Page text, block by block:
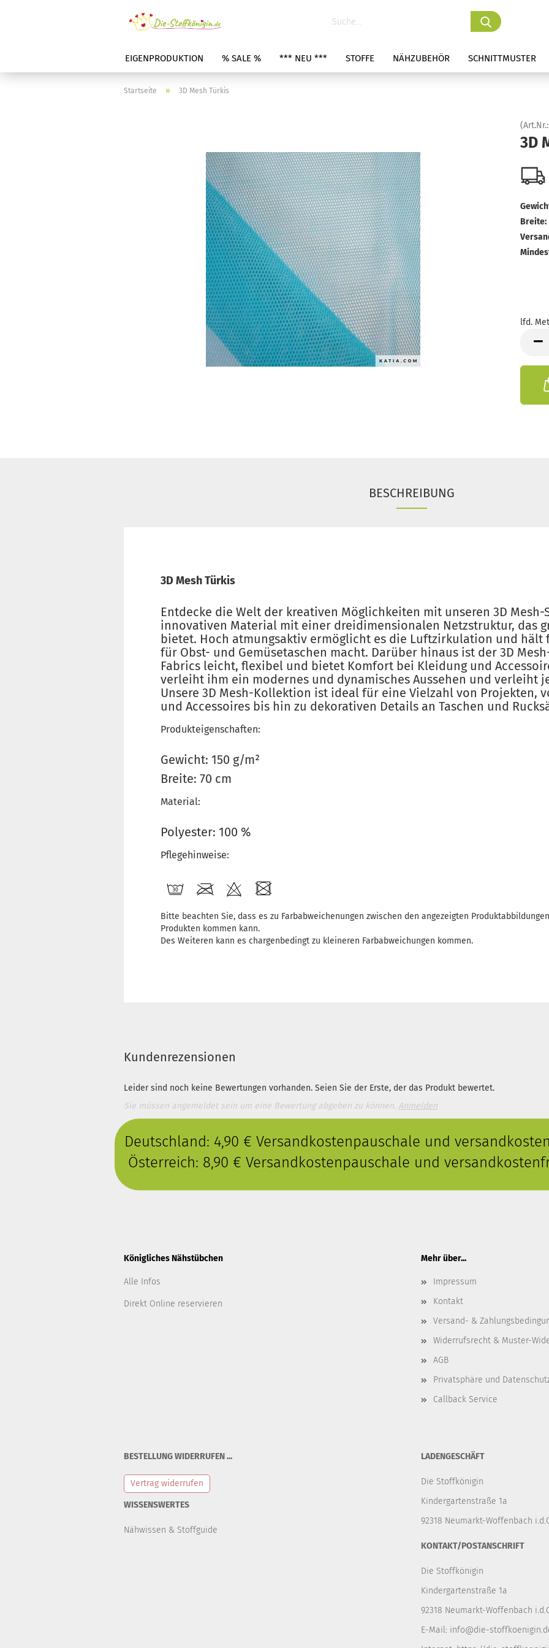
EIGENPRODUKTION % SALE % *** NEU *** STOFFE NÄHZUBEHÖR SCHNITTMUSTER
Startseite » 3D Mesh Türkis
(Art.Nr.:
3D
Breite:
lfd.
BESCHREIBUNG
3D Mesh Türkis
Entdecke die Welt der kreativen Möglichkeiten mit unseren 3D
innovativen Material mit einer dreidimensionalen Netzstruktur, das
bietet. Hoch atmungsaktiv ermöglicht es die Luftzirkulation und hält
für Obst- und Gemüsetaschen macht. Darüber hinaus ist der 3D
Fabrics leicht, flexibel und bietet Komfort bei Kleidung und
verleiht ihm ein modernes und dynamisches Aussehen und verleiht
Unsere 3D Mesh-Kollektion ist ideal für eine Vielzahl von Projekten,
und Accessoires bis hin zu dekorativen Details an Taschen und
Produkteigenschaften:
Gewicht: 150 g/m²
Breite: 70 cm
Material:
Polyester: 100 %
Pflegehinweise:
Bitte beachten Sie, dass es zu Farbabweichenungen zwischen den angezeigten
Produkten kommen kann.
Des Weiteren kann es chargenbedingt zu kleineren Farbabweichungen kommen.
Kundenrezensionen
Leider sind noch keine Bewertungen vorhanden. Seien Sie der Erste, der das Produkt bewertet.
Sie müssen angemeldet sein um eine Bewertung abgeben zu können. Anmelden
Deutschland: 4,90 € Versandkostenpauschale und
Österreich: 8,90 € Versandkostenpauschale und
Königliches Nähstübchen
Alle Infos
Direkt Online reservieren
Mehr über...
Impressum
Kontakt
Versand- &
Widerrufsrecht & Muster-
AGB
Privatsphäre und
Callback Service
BESTELLUNG WIDERRUFEN ...
Vertrag widerrufen
WISSENSWERTES
Nähwissen & Stoffguide
LADENGESCHÄFT
Die Stoffkönigin
Kindergartenstraße 1a
92318 Neumarkt-Woffenbach
KONTAKT/POSTANSCHRIFT
Die Stoffkönigin
Kindergartenstraße 1a
92318 Neumarkt-Woffenbach
E-Mail: info@die-